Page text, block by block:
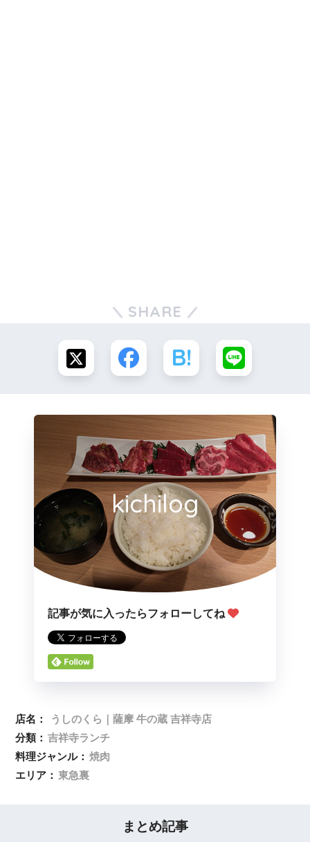
SHARE
kichilog
記事が気に入ったらフォローしてね
店名：
うしのくら｜薩摩 牛の蔵 吉祥寺店
分類： 吉祥寺ランチ
料理ジャンル： 焼肉
エリア： 東急裏
まとめ記事